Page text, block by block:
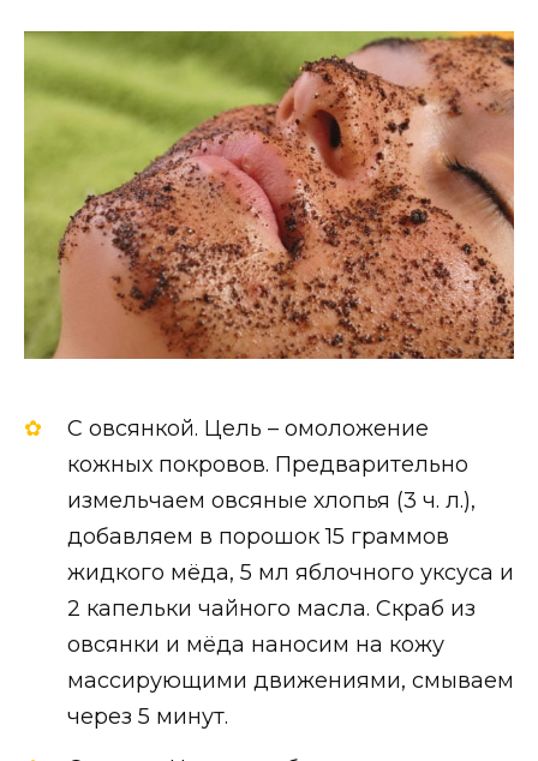
С овсянкой. Цель – омоложение
кожных покровов. Предварительно
измельчаем овсяные хлопья (3 ч. л.),
добавляем в порошок 15 граммов
жидкого мёда, 5 мл яблочного уксуса и
2 капельки чайного масла. Скраб из
овсянки и мёда наносим на кожу
массирующими движениями, смываем
через 5 минут.